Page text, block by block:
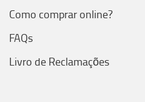
Como comprar online?
FAQs
Livro de Reclamações